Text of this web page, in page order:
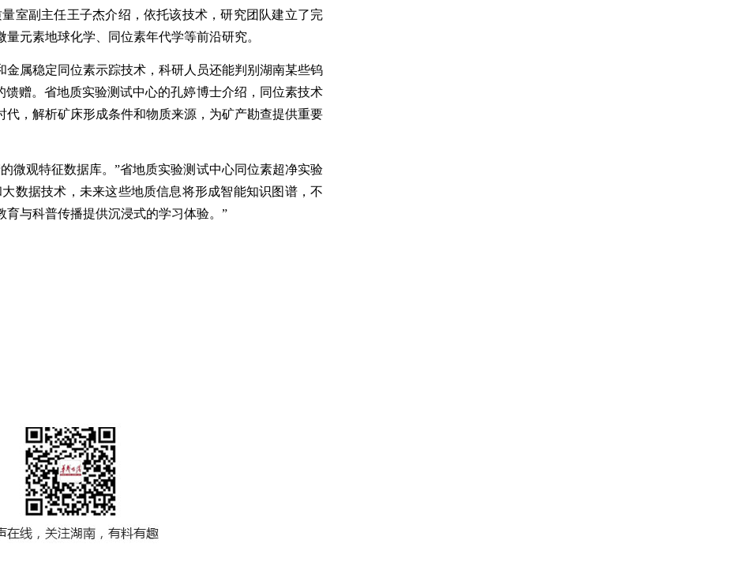
室副主任王子杰介绍，依托该技术，研究团队建立了完
元素地球化学、同位素年代学等前沿研究。
金属稳定同位素示踪技术，科研人员还能判别湖南某些钨
馈赠。省地质实验测试中心的孔婷博士介绍，同位素技术
代，解析矿床形成条件和物质来源，为矿产勘查提供重要
微观特征数据库。”省地质实验测试中心同位素超净实验
数据技术，未来这些地质信息将形成智能知识图谱，不
与科普传播提供沉浸式的学习体验。”